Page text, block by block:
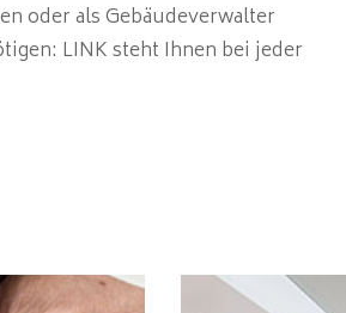
oder als Gebäudeverwalter
LINK steht Ihnen bei jeder